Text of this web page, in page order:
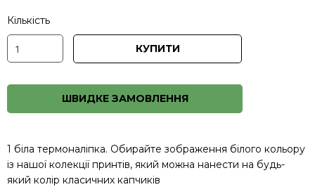
Кількість
КУПИТИ
ШВИДКЕ ЗАМОВЛЕННЯ
1 біла термоналіпка. Обирайте зображення білого кольору
із нашої колекції принтів, який можна нанести на будь-
який колір класичних капчиків